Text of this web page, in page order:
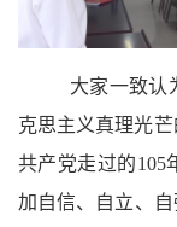
大家一致认
克思主义真理光
共产党走过的105
加自信、自立、自